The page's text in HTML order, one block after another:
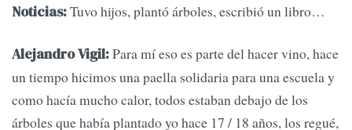
Noticias:Tuvo hijos, plantó árboles, escribió un libro…
Alejandro Vigil:Para mí eso es parte del hacer vino, hace
un tiempo hicimos una paella solidaria para una escuela y
como hacía mucho calor, todos estaban debajo de los
árboles que había plantado yo hace 17 / 18 años, los regué,